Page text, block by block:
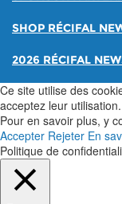
SHOP RÉCIFAL
2026 RÉCIFAL
Ce site utilise des
acceptez leur utilisation.
Pour en savoir plus, y
Accepter Rejeter En
Politique de